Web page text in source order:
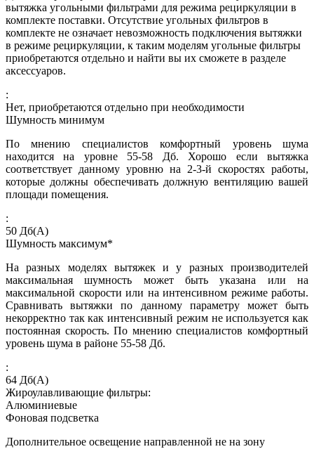
вытяжка угольными фильтрами для режима рециркуляции в
комплекте поставки. Отсутствие угольных фильтров в
комплекте не означает невозможность подключения вытяжки
в режиме рециркуляции, к таким моделям угольные фильтры
приобретаются отдельно и найти вы их сможете в разделе
аксессуаров.
:
Нет, приобретаются отдельно при необходимости
Шумность минимум
По мнению специалистов комфортный уровень шума
находится на уровне 55-58 Дб. Хорошо если вытяжка
соответствует данному уровню на 2-3-й скоростях работы,
которые должны обеспечивать должную вентиляцию вашей
площади помещения.
:
50 Дб(А)
Шумность максимум*
На разных моделях вытяжек и у разных производителей
максимальная шумность может быть указана или на
максимальной скорости или на интенсивном режиме работы.
Сравнивать вытяжки по данному параметру может быть
некорректно так как интенсивный режим не используется как
постоянная скорость. По мнению специалистов комфортный
уровень шума в районе 55-58 Дб.
:
64 Дб(А)
Жироулавливающие фильтры:
Алюминиевые
Фоновая подсветка
Дополнительное освещение направленной не на зону